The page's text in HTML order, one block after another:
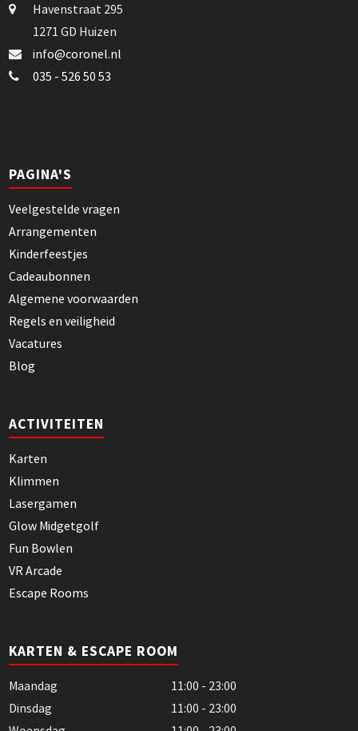
Havenstraat 295
1271 GD Huizen
info@coronel.nl
035 - 526 50 53
PAGINA'S
Veelgestelde vragen
Arrangementen
Kinderfeestjes
Cadeaubonnen
Algemene voorwaarden
Regels en veiligheid
Vacatures
Blog
ACTIVITEITEN
Karten
Klimmen
Lasergamen
Glow Midgetgolf
Fun Bowlen
VR Arcade
Escape Rooms
KARTEN & ESCAPE ROOM
Maandag
11:00 - 23:00
Dinsdag
11:00 - 23:00